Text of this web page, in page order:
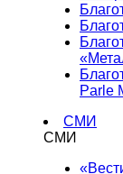
Parle
СМИ
СМИ